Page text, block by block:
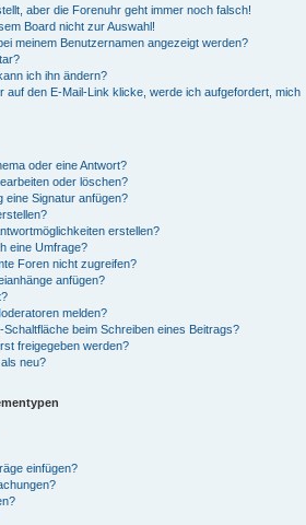
aber die Forenuhr geht immer noch falsch!
Board nicht zur Auswahl!
meinem Benutzernamen angezeigt werden?
ich ihn ändern?
auf den E-Mail-Link klicke, werde ich aufgefordert, mich
oder eine Antwort?
oder löschen?
eine Signatur anfügen?
erstellen?
eine Umfrage?
Foren nicht zugreifen?
anfügen?
melden?
Schaltfläche beim Schreiben eines Beitrags?
freigegeben werden?
neu?
einfügen?